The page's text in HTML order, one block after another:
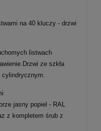
na 40 kluczy - drzwi
listwach
Drzwi ze szkła
cylindrycznym.
jasny popiel - RAL
z kompletem śrub z